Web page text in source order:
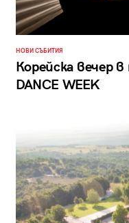
НОВИ СЪБИТИЯ
Корейска вечер
DANCE WEEK